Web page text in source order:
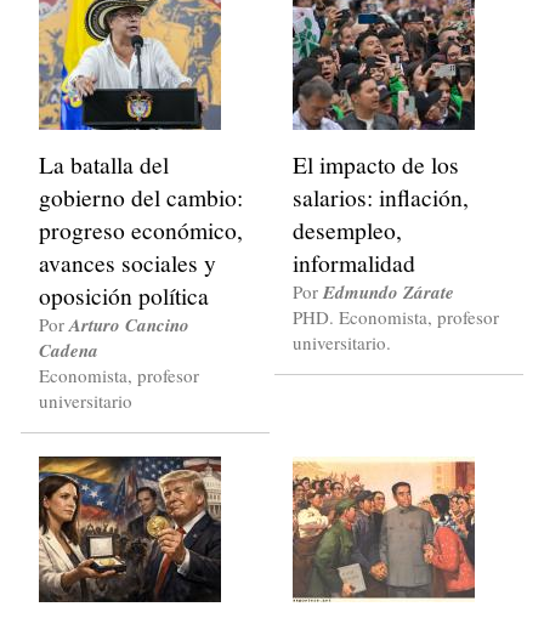
La batalla del
gobierno del cambio:
progreso económico,
avances sociales y
oposición política
PorArturo Cancino
Cadena
Economista, profesor
universitario
El impacto de los
salarios: inflación,
desempleo,
informalidad
PorEdmundo Zárate
PHD. Economista, profesor
universitario.